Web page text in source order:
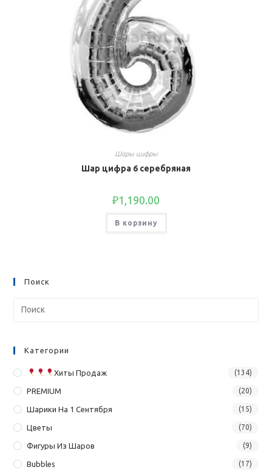
Шары цифры
Шар цифра 6 серебряная
₽1,190.00
В корзину
Поиск
Категории
Хиты Продаж (134)
PREMIUM (20)
Шарики На 1 Сентября (15)
Цветы (70)
Фигуры Из Шаров (9)
Bubbles (17)